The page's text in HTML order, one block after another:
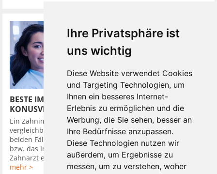
Ihre Privatsphäre ist
uns wichtig
Diese Website verwendet Cookies
und Targeting Technologien, um
Ihnen ein besseres Internet-
Erlebnis zu ermöglichen und die
Werbung, die Sie sehen, besser an
Ihre Bedürfnisse anzupassen.
Diese Technologien nutzen wir
außerdem, um Ergebnisse zu
messen, um zu verstehen, woher
BESTE IMPLANTATSYSTEME HABEN
KONUSVERBINDUNG
Ein Zahnimplantat in den Kieferknochen zu setzen, ist
vergleichbar mit dem Eindrehen eines Dübels in die Wand. In
beiden Fällen wird zuerst ein Loch gebohrt, in das der Dübel,
bzw. das Implantat bündig eingebracht wird. Darauf setzt der
Zahnarzt ein Provisorium, um ...
mehr >